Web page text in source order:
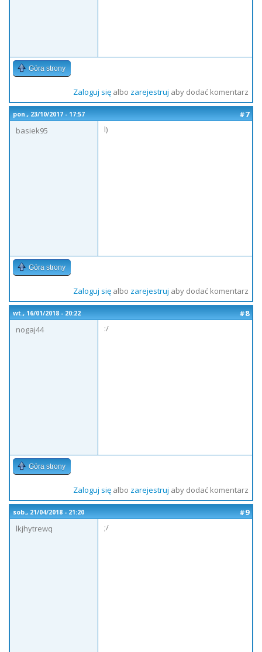
Góra strony
Zaloguj sięalbo zarejestruj aby dodać komentarz
pon., 23/10/2017 - 17:57
#7
basiek95
l)
Góra strony
Zaloguj sięalbo zarejestruj aby dodać komentarz
wt., 16/01/2018 - 20:22
#8
nogaj44
:/
Góra strony
Zaloguj sięalbo zarejestruj aby dodać komentarz
sob., 21/04/2018 - 21:20
#9
lkjhytrewq
;/